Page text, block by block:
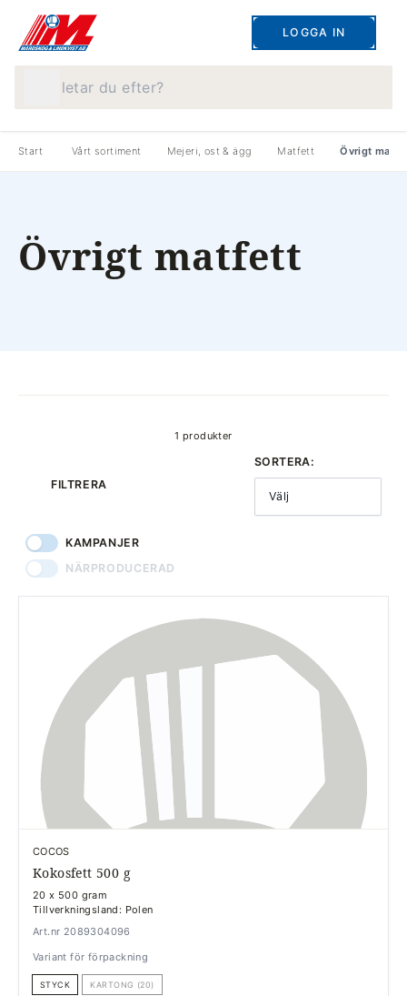
LOGGA IN
Start Vårt sortiment Mejeri, ost & ägg Matfett Övrigt
Övrigt matfett
1 produkter
FILTRERA
SORTERA:
Välj
KAMPANJER
NÄRPRODUCERAD
COCOS
Kokosfett 500 g
20 x 500 gram
Tillverkningsland: Polen
Art.nr 2089304096
Variant för förpackning
STYCK KARTONG (20)